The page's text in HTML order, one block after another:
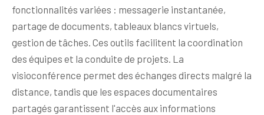
fonctionnalités variées : messagerie instantanée,
partage de documents, tableaux blancs virtuels,
gestion de tâches. Ces outils facilitent la coordination
des équipes et la conduite de projets. La
visioconférence permet des échanges directs malgré la
distance, tandis que les espaces documentaires
partagés garantissent l'accès aux informations